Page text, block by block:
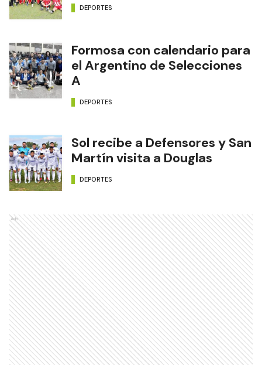
DEPORTES
Formosa con calendario para
el Argentino de Selecciones
A
DEPORTES
Sol recibe a Defensores y San
Martín visita a Douglas
DEPORTES
Ads